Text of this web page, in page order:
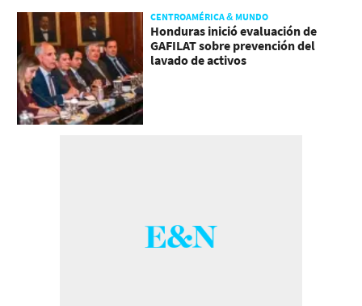
CENTROAMÉRICA & MUNDO
Honduras inició evaluación de
GAFILAT sobre prevención del
lavado de activos